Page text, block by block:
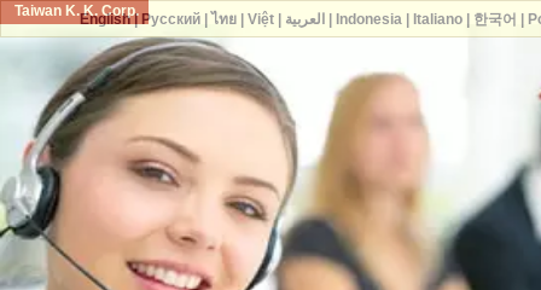
Taiwan K. K. Corp.
English| Русский| ไทย| Việt| العربية Indonesia| Italiano| 한국어